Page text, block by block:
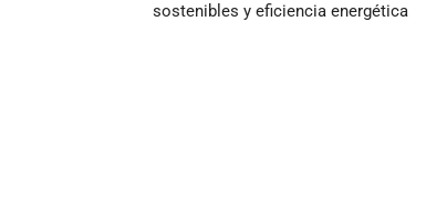
sostenibles y eficiencia energética